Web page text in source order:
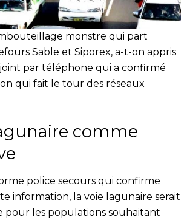
monstre qui part
Sable et Siporex, a-t-on appris
par téléphone qui a confirmé
qui fait le tour des réseaux
comme
police secours qui confirme
information, la voie lagunaire serait
pour les populations souhaitant